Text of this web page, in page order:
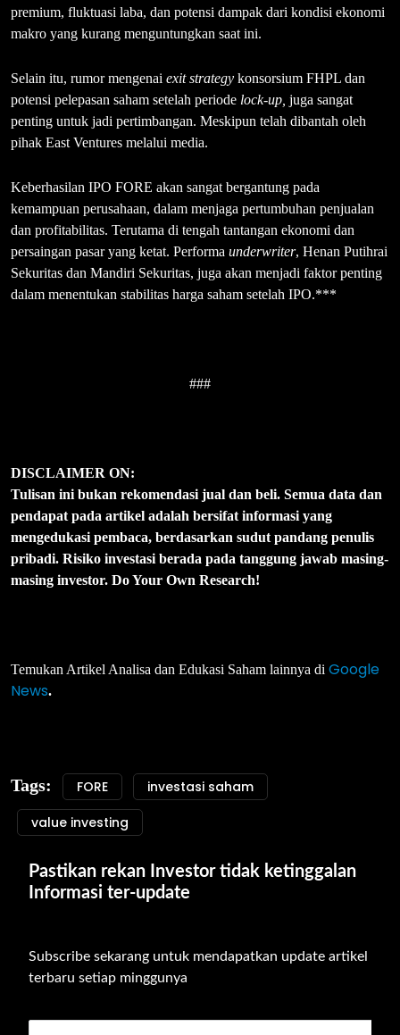
premium, fluktuasi laba, dan potensi dampak dari kondisi ekonomi
makro yang kurang menguntungkan saat ini.
Selain itu, rumor mengenai exit strategy konsorsium FHPL dan
potensi pelepasan saham setelah periode lock-up, juga sangat
penting untuk jadi pertimbangan. Meskipun telah dibantah oleh
pihak East Ventures melalui media.
Keberhasilan IPO FORE akan sangat bergantung pada
kemampuan perusahaan, dalam menjaga pertumbuhan penjualan
dan profitabilitas. Terutama di tengah tantangan ekonomi dan
persaingan pasar yang ketat. Performa underwriter, Henan Putihrai
Sekuritas dan Mandiri Sekuritas, juga akan menjadi faktor penting
dalam menentukan stabilitas harga saham setelah IPO.***
###
DISCLAIMER ON:
Tulisan ini bukan rekomendasi jual dan beli. Semua data dan
pendapat pada artikel adalah bersifat informasi yang
mengedukasi pembaca, berdasarkan sudut pandang penulis
pribadi. Risiko investasi berada pada tanggung jawab masing-
masing investor. Do Your Own Research!
Temukan Artikel Analisa dan Edukasi Saham lainnya di Google
News.
Tags: FORE
investasi saham
value investing
Pastikan rekan Investor tidak ketinggalan
Informasi ter-update
Subscribe sekarang untuk mendapatkan update artikel
terbaru setiap minggunya